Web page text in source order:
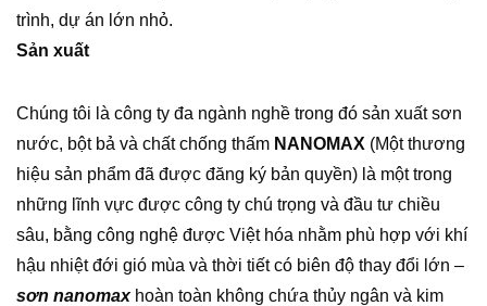
trình, dự án lớn nhỏ.
Sản xuất
Chúng tôi là công ty đa ngành nghề trong đó sản xuất sơn
nước, bột bả và chất chống thấm NANOMAX (Một thương
hiệu sản phẩm đã được đăng ký bản quyền) là một trong
những lĩnh vực được công ty chú trọng và đầu tư chiều
sâu, bằng công nghệ được Việt hóa nhằm phù hợp với khí
hậu nhiệt đới gió mùa và thời tiết có biên độ thay đổi lớn –
sơn nanomax hoàn toàn không chứa thủy ngân và kim